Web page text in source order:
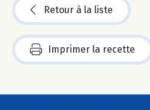
Retour à la liste
Imprimer la recette